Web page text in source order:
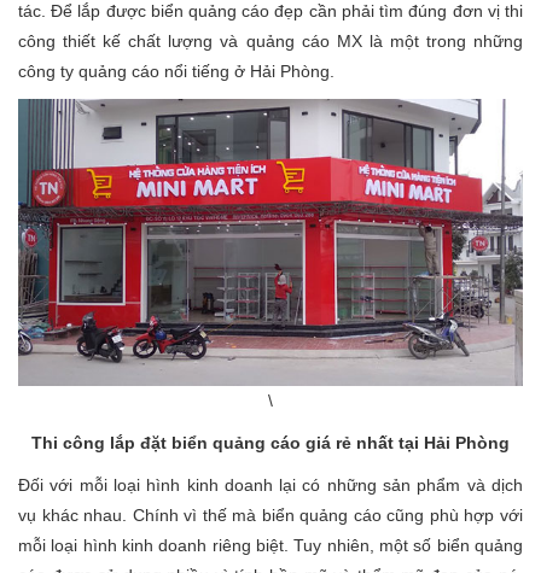
tác. Để lắp được biển quảng cáo đẹp cần phải tìm đúng đơn vị thi
công thiết kế chất lượng và quảng cáo MX là một trong những
công ty quảng cáo nổi tiếng ở Hải Phòng.
\
Thi công lắp đặt biển quảng cáo giá rẻ nhất tại Hải Phòng
Đối với mỗi loại hình kinh doanh lại có những sản phẩm và dịch
vụ khác nhau. Chính vì thế mà biển quảng cáo cũng phù hợp với
mỗi loại hình kinh doanh riêng biệt. Tuy nhiên, một số biển quảng